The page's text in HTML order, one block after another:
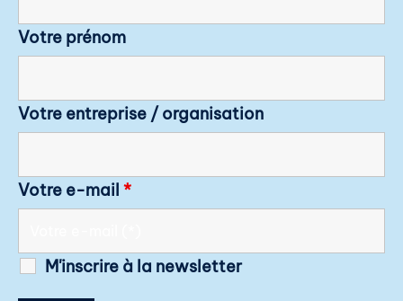
Votre prénom
Votre entreprise / organisation
Votre e-mail *
M'inscrire à la newsletter